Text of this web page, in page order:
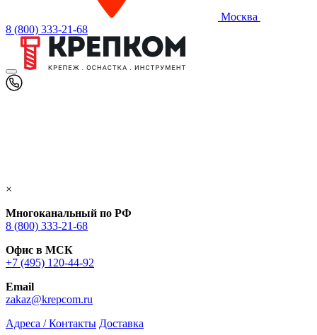
Москва
8 (800) 333-21-68
×
Многоканальный по РФ
8 (800) 333‑21-68
Офис в МСК
+7 (495) 120-44-92
Email
zakaz@krepcom.ru
Адреса / Контакты Доставка